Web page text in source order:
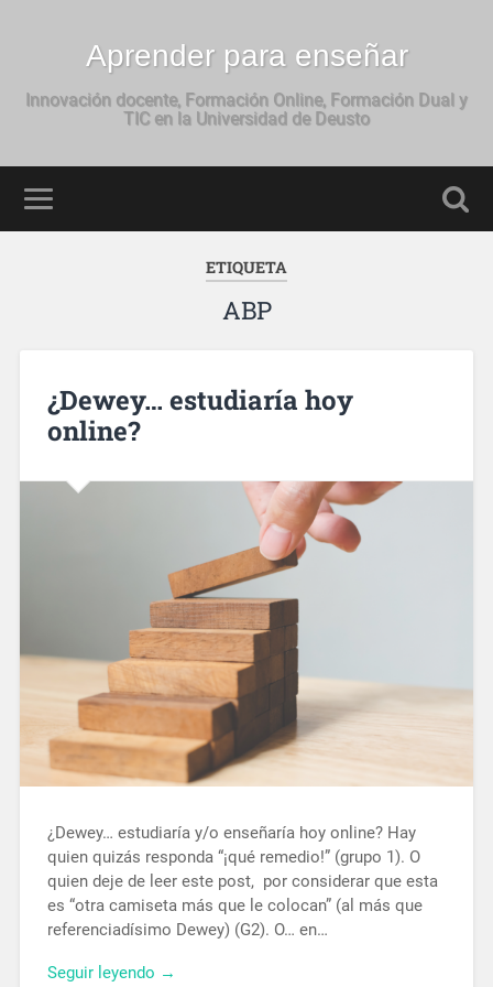
Aprender para enseñar
Innovación docente, Formación Online, Formación Dual y
TIC en la Universidad de Deusto
ETIQUETA
ABP
¿Dewey… estudiaría hoy
online?
¿Dewey… estudiaría y/o enseñaría hoy online? Hay
quien quizás responda “¡qué remedio!” (grupo 1). O
quien deje de leer este post, por considerar que esta
es “otra camiseta más que le colocan” (al más que
referenciadísimo Dewey) (G2). O… en…
Seguir leyendo →